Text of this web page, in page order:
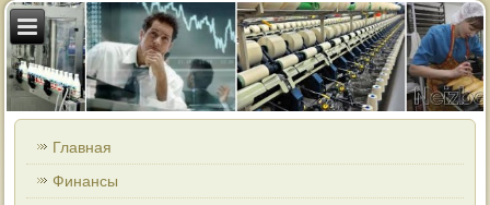
Главная
Финансы